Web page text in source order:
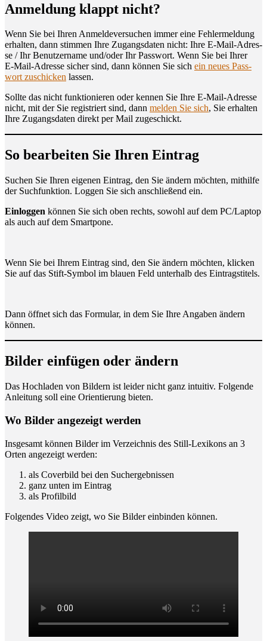
Anmel­dung klappt nicht?
Wenn Sie bei Ihren Anmel­de­ver­su­chen immer eine Feh­ler­mel­dung
erhal­ten, dann stim­men Ihre Zugangs­da­ten nicht: Ihre E‑Mail-Adres­
se / Ihr Benut­zer­na­me und/oder Ihr Pass­wort. Wenn Sie bei Ihrer
E‑Mail-Adres­se sicher sind, dann kön­nen Sie sich ein neu­es Pass­
wort zuschi­cken lassen.
Soll­te das nicht funk­tio­nie­ren oder ken­nen Sie Ihre E‑Mail-Adres­se
nicht, mit der Sie regis­triert sind, dann mel­den Sie sich, Sie erhal­ten
Ihre Zugangs­da­ten direkt per Mail zugeschickt.
So bear­bei­ten Sie Ihren Eintrag
Suchen Sie Ihren eige­nen Ein­trag, den Sie ändern möch­ten, mit­hil­fe
der Such­funk­ti­on. Log­gen Sie sich anschlie­ßend ein.
Ein­log­gen kön­nen Sie sich oben rechts, sowohl auf dem PC/Laptop
als auch auf dem Smartpone.
Wenn Sie bei Ihrem Ein­trag sind, den Sie ändern möch­ten, kli­cken
Sie auf das Stift-Sym­bol im blau­en Feld unter­halb des Eintragstitels.
Dann öff­net sich das For­mu­lar, in dem Sie Ihre Anga­ben ändern
können.
Bil­der ein­fü­gen oder ändern
Das Hoch­la­den von Bil­dern ist lei­der nicht ganz intui­tiv. Fol­gen­de
Anlei­tung soll eine Ori­en­tie­rung bieten.
Wo Bil­der ange­zeigt werden
Ins­ge­samt kön­nen Bil­der im Ver­zeich­nis des Still-Lexi­kons an 3
Orten ange­zeigt werden:
als Cover­bild bei den Suchergebnissen
ganz unten im Eintrag
als Pro­fil­bild
Fol­gen­des Video zeigt, wo Sie Bil­der ein­bin­den können.